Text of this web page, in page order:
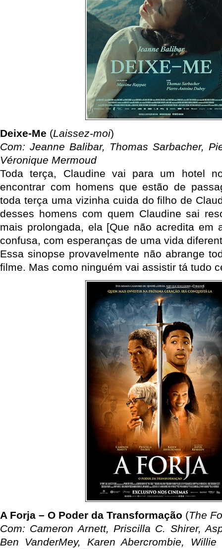
Deixe-Me (Laissez-moi)
Com: Jeanne Balibar, Thomas Sarbacher,
Véronique Mermoud
Toda terça, Claudine vai para um hotel
encontrar com homens que estão de
toda terça uma vizinha cuida do filho de
desses homens com quem Claudine sai
mais prolongada, ela [Que não acredita em
confusa, com esperanças de uma vida
Essa sinopse provavelmente não abrange
filme. Mas como ninguém vai assistir tá tudo
A Forja – O Poder da Transformação (The
Com: Cameron Arnett, Priscilla C. Shirer,
Ben VanderMey, Karen Abercrombie,